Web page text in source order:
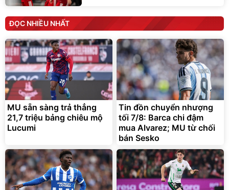
ĐỌC NHIỀU NHẤT
MU sẵn sàng trả thẳng
21,7 triệu bảng chiêu mộ
Lucumi
Tin đồn chuyển nhượng
tối 7/8: Barca chi đậm
mua Alvarez; MU từ chối
bán Sesko